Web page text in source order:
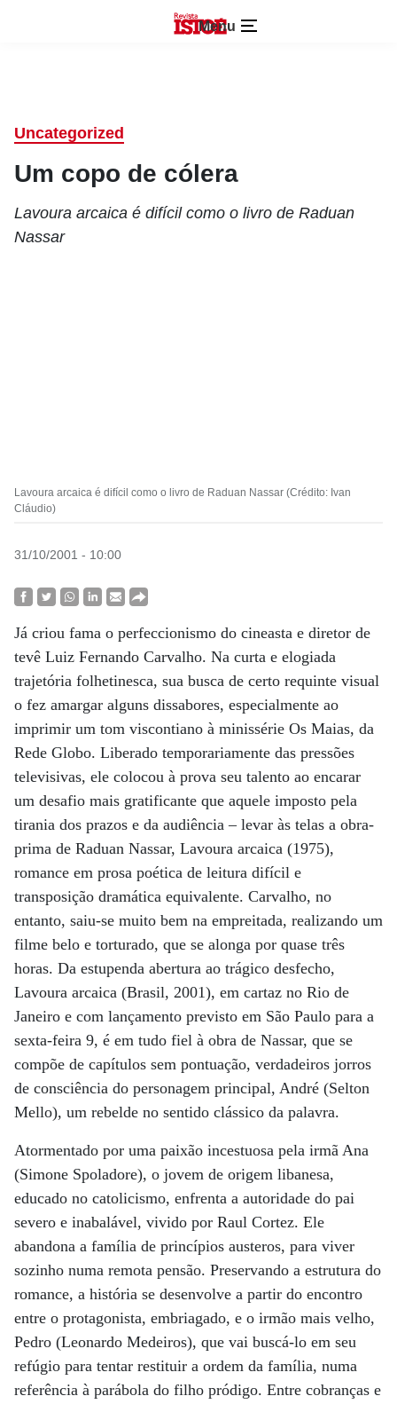
Menu
Uncategorized
Um copo de cólera
Lavoura arcaica é difícil como o livro de Raduan
Nassar
Lavoura arcaica é difícil como o livro de Raduan Nassar (Crédito: Ivan
Cláudio)
31/10/2001 - 10:00
Já criou fama o perfeccionismo do cineasta e diretor de
tevê Luiz Fernando Carvalho. Na curta e elogiada
trajetória folhetinesca, sua busca de certo requinte visual
o fez amargar alguns dissabores, especialmente ao
imprimir um tom viscontiano à minissérie Os Maias, da
Rede Globo. Liberado temporariamente das pressões
televisivas, ele colocou à prova seu talento ao encarar
um desafio mais gratificante que aquele imposto pela
tirania dos prazos e da audiência – levar às telas a obra-
prima de Raduan Nassar, Lavoura arcaica (1975),
romance em prosa poética de leitura difícil e
transposição dramática equivalente. Carvalho, no
entanto, saiu-se muito bem na empreitada, realizando um
filme belo e torturado, que se alonga por quase três
horas. Da estupenda abertura ao trágico desfecho,
Lavoura arcaica (Brasil, 2001), em cartaz no Rio de
Janeiro e com lançamento previsto em São Paulo para a
sexta-feira 9, é em tudo fiel à obra de Nassar, que se
compõe de capítulos sem pontuação, verdadeiros jorros
de consciência do personagem principal, André (Selton
Mello), um rebelde no sentido clássico da palavra.
Atormentado por uma paixão incestuosa pela irmã Ana
(Simone Spoladore), o jovem de origem libanesa,
educado no catolicismo, enfrenta a autoridade do pai
severo e inabalável, vivido por Raul Cortez. Ele
abandona a família de princípios austeros, para viver
sozinho numa remota pensão. Preservando a estrutura do
romance, a história se desenvolve a partir do encontro
entre o protagonista, embriagado, e o irmão mais velho,
Pedro (Leonardo Medeiros), que vai buscá-lo em seu
refúgio para tentar restituir a ordem da família, numa
referência à parábola do filho pródigo. Entre cobranças e